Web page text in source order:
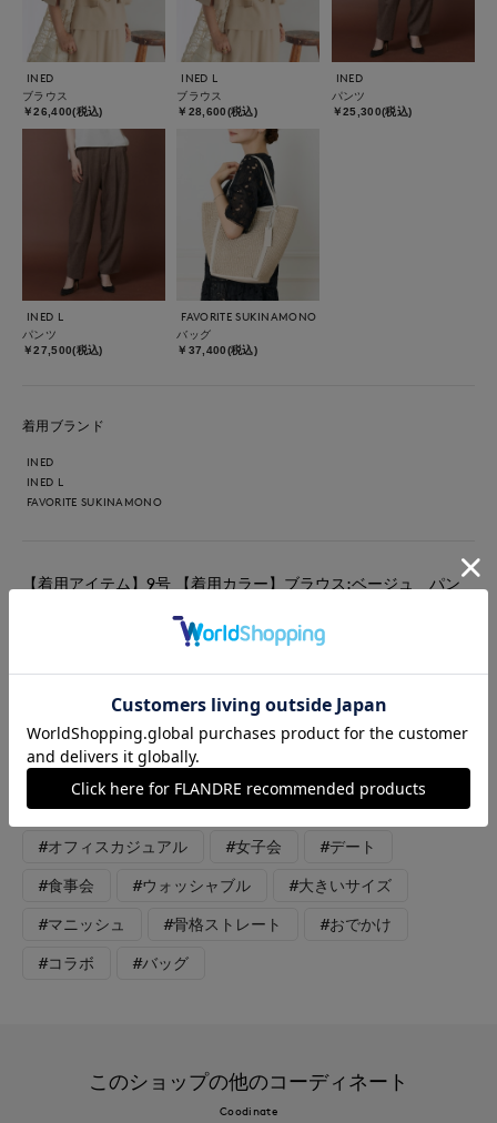
INED
ブラウス
￥26,400(税込)
INED L
ブラウス
￥28,600(税込)
INED
パンツ
￥25,300(税込)
INED L
パンツ
￥27,500(税込)
FAVORITE SUKINAMONO
バッグ
￥37,400(税込)
着用ブランド
INED
INED L
FAVORITE SUKINAMONO
【着用アイテム】9号 【着用カラー】ブラウス:ベージュ パン
るベルスリーブ。肩周りが華奢見えし、二の腕をカバーしてくれ
えます。パンツはトレンドのバレルシルエット。程よくゆったり
で脚のラインを拾いません。落ち感がありシワになりにくく、サ
ラッとした穿き心地です。
#ブラウス #パンツ #アクセサリー
#オフィスカジュアル #女子会 #デート
#食事会 #ウォッシャブル #大きいサイズ
#マニッシュ #骨格ストレート #おでかけ
#コラボ #バッグ
このショップの他のコーディネート
Coodinate